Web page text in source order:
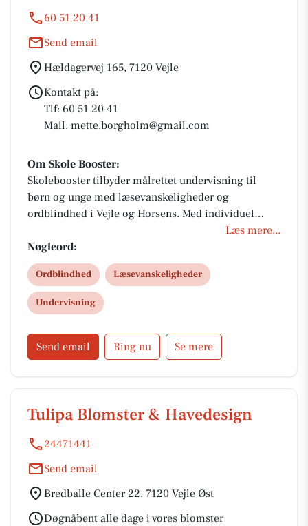
60 51 20 41
Send email
Hældagervej 165, 7120 Vejle
Kontakt på:
Tlf: 60 51 20 41
Mail: mette.borgholm@gmail.com
Om Skole Booster:
Skolebooster tilbyder målrettet undervisning til
børn og unge med læsevanskeligheder og
ordblindhed i Vejle og Horsens. Med individuel
læring, moderne IT-redskaber og trygge rammer
styrkes faglighed, selvtillid og trivsel. Vi hjælper
også med eksamensforberedelse, så dit barn opnår
bedre resultater og større tro på egne evner.
Læs mere...
Nøgleord:
Ordblindhed Læsevanskeligheder
Undervisning
Send email Ring nu Se mere
Tulipa Blomster & Havedesign
24471441
Send email
Bredballe Center 22, 7120 Vejle Øst
Døgnåbent alle dage i vores blomster